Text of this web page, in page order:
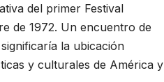
del primer Festival
de 1972. Un encuentro de
la ubicación
y culturales de América y